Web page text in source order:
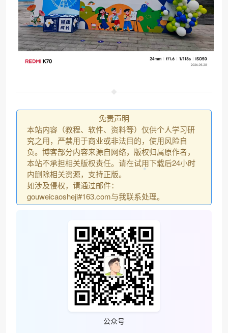
免责声明
本站内容（教程、软件、资料等）仅供个人学习研
究之用，严禁用于商业或非法目的，使用风险自
负。博客部分内容来源自网络，版权归属原作者，
本站不承担相关版权责任。请在试用下载后24小时
内删除相关资源，支持正版。
如涉及侵权，请通过邮件：
gouweicaosheji#163.com与我联系处理。
公众号